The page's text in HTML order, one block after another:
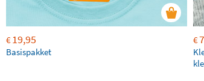
€19,95
Basispakket
€